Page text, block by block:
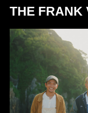
THE FRANK